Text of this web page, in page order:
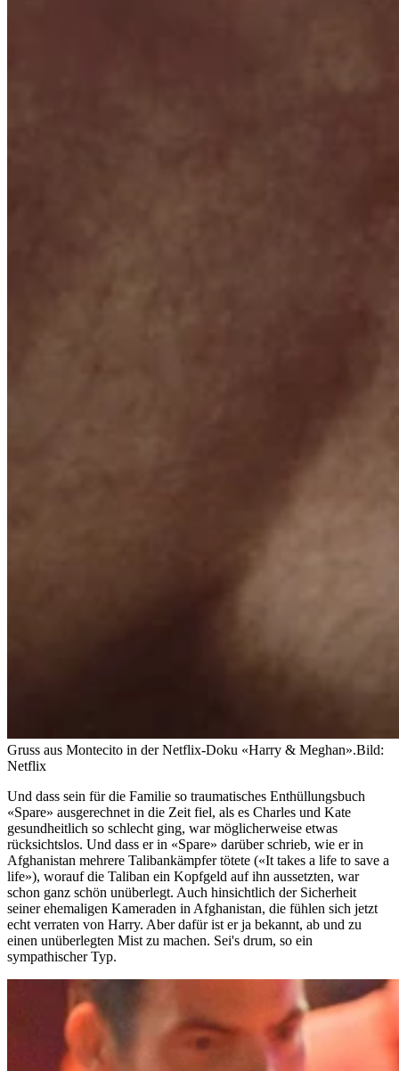
Gruss aus Montecito in der Netflix-Doku «Harry & Meghan».Bild:
Netflix
Und dass sein für die Familie so traumatisches Enthüllungsbuch
«Spare» ausgerechnet in die Zeit fiel, als es Charles und Kate
gesundheitlich so schlecht ging, war möglicherweise etwas
rücksichtslos. Und dass er in «Spare» darüber schrieb, wie er in
Afghanistan mehrere Talibankämpfer tötete («It takes a life to save a
life»), worauf die Taliban ein Kopfgeld auf ihn aussetzten, war
schon ganz schön unüberlegt. Auch hinsichtlich der Sicherheit
seiner ehemaligen Kameraden in Afghanistan, die fühlen sich jetzt
echt verraten von Harry. Aber dafür ist er ja bekannt, ab und zu
einen unüberlegten Mist zu machen. Sei's drum, so ein
sympathischer Typ.